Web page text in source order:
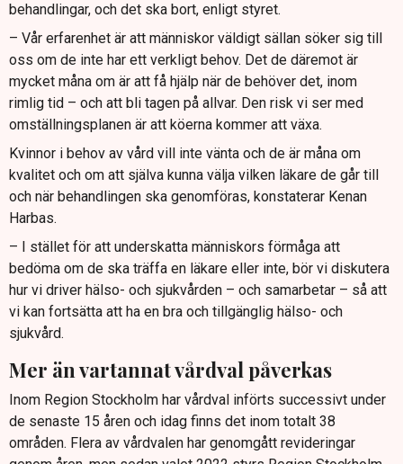
behandlingar, och det ska bort, enligt styret.
– Vår erfarenhet är att människor väldigt sällan söker sig till
oss om de inte har ett verkligt behov. Det de däremot är
mycket måna om är att få hjälp när de behöver det, inom
rimlig tid – och att bli tagen på allvar. Den risk vi ser med
omställningsplanen är att köerna kommer att växa.
Kvinnor i behov av vård vill inte vänta och de är måna om
kvalitet och om att själva kunna välja vilken läkare de går till
och när behandlingen ska genomföras, konstaterar Kenan
Harbas.
– I stället för att underskatta människors förmåga att
bedöma om de ska träffa en läkare eller inte, bör vi diskutera
hur vi driver hälso- och sjukvården – och samarbetar – så att
vi kan fortsätta att ha en bra och tillgänglig hälso- och
sjukvård.
Mer än vartannat vårdval påverkas
Inom Region Stockholm har vårdval införts successivt under
de senaste 15 åren och idag finns det inom totalt 38
områden. Flera av vårdvalen har genomgått revideringar